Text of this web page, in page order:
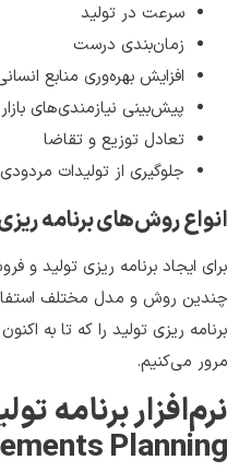
سرعت در تولید
زمان‌بندی درست
افزایش بهره‌وری منابع
پیش‌بینی نیازمندی‌های بازار
تعادل توزیع و تقاضا
جلوگیری از تولیدات مردودی
انواع روش‌های برنامه
برای ایجاد برنامه ‌ریزی تولید و
چندین روش و مدل مختلف
برنامه ریزی تولید را که تا به
مرور مي‌کنیم.
Planning)